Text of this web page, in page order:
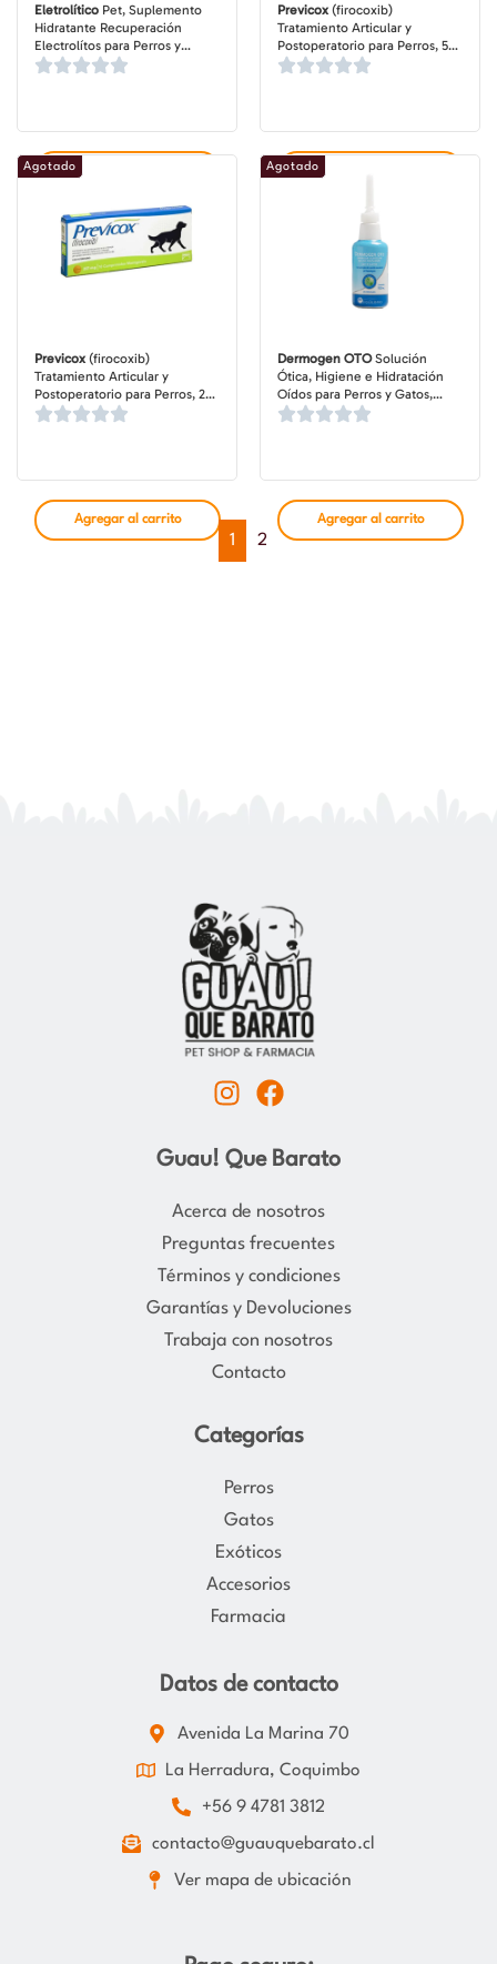
Eletrolítico Pet, Suplemento
Hidratante Recuperación
Electrolítos para Perros y
Gatos, sobre de 10 gr
Agregar al carrito
Previcox (firocoxib)
Tratamiento Articular y
Postoperatorio para Perros, 57
mg, 60 masticables
Agregar al carrito
Previcox (firocoxib)
Tratamiento Articular y
Postoperatorio para Perros, 227
mg, 10 masticables
Agotado
Agregar al carrito
Dermogen OTOSolución
Ótica, Higiene e Hidratación
Oídos para Perros y Gatos,
frasco de 100 ml
Agotado
Agregar al carrito
1 2
I
s
t
a
r
a
m
F
c
e
b
o
k
Guau! Que Barato
Acerca de nosotros
Preguntas frecuentes
Términos y condiciones
Garantías y Devoluciones
Trabaja con nosotros
Contacto
Categorías
Perros
Gatos
Exóticos
Accesorios
Farmacia
Datos de contacto
Avenida La Marina 70
La Herradura, Coquimbo
+56 9 4781 3812
contacto@guauquebarato.cl
Ver mapa de ubicación